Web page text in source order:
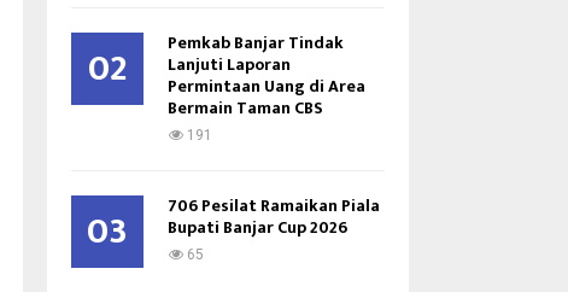
02 Pemkab Banjar Tindak
Lanjuti Laporan
Permintaan Uang di Area
Bermain Taman CBS
191
03 706 Pesilat Ramaikan Piala
Bupati Banjar Cup 2026
65